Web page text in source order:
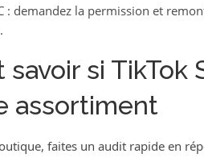
: demandez la permission et
savoir si
assortiment
faites un audit rapide en